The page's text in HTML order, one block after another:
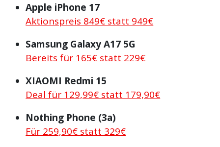
Apple iPhone 17
Aktionspreis 849€ statt 949€
Samsung Galaxy A17 5G
Bereits für 165€ statt 229€
XIAOMI Redmi 15
Deal für 129,99€ statt 179,90€
Nothing Phone (3a)
Für 259,90€ statt 329€